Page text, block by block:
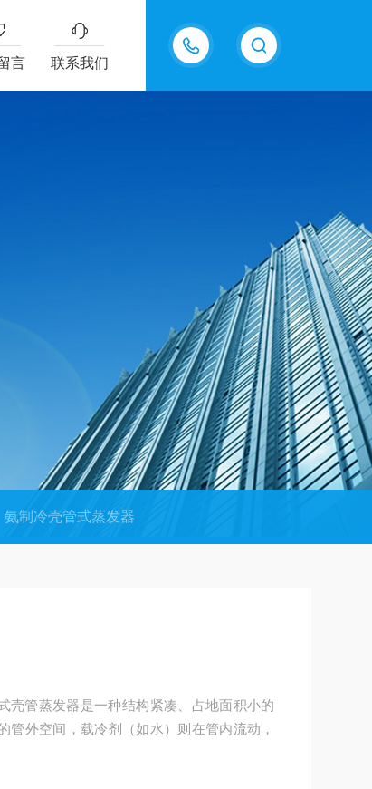
18605483306
言 联系我们
氨制冷壳管式蒸发器
壳管蒸发器是一种结构紧凑、占地面积小的
外空间，载冷剂（如水）则在管内流动，